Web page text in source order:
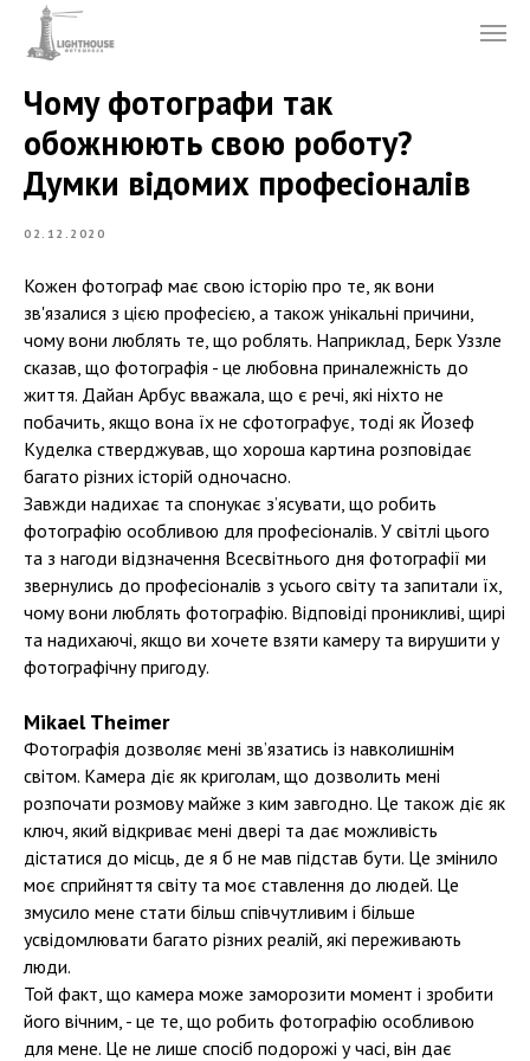
Чому фотографи так
обожнюють свою роботу?
Думки відомих професіоналів
02.12.2020
Кожен фотограф має свою історію про те, як вони
зв'язалися з цією професією, а також унікальні причини,
чому вони люблять те, що роблять. Наприклад, Берк Уззле
сказав, що фотографія - це любовна приналежність до
життя. Дайан Арбус вважала, що є речі, які ніхто не
побачить, якщо вона їх не сфотографує, тоді як Йозеф
Куделка стверджував, що хороша картина розповідає
багато різних історій одночасно.
Завжди надихає та спонукає з’ясувати, що робить
фотографію особливою для професіоналів. У світлі цього
та з нагоди відзначення Всесвітнього дня фотографії ми
звернулись до професіоналів з усього світу та запитали їх,
чому вони люблять фотографію. Відповіді проникливі, щирі
та надихаючі, якщо ви хочете взяти камеру та вирушити у
фотографічну пригоду.
Mikael Theimer
Фотографія дозволяє мені зв’язатись із навколишнім
світом. Камера діє як криголам, що дозволить мені
розпочати розмову майже з ким завгодно. Це також діє як
ключ, який відкриває мені двері та дає можливість
дістатися до місць, де я б не мав підстав бути. Це змінило
моє сприйняття світу та моє ставлення до людей. Це
змусило мене стати більш співчутливим і більше
усвідомлювати багато різних реалій, які переживають
люди.
Той факт, що камера може заморозити момент і зробити
його вічним, - це те, що робить фотографію особливою
для мене. Це не лише спосіб подорожі у часі, він дає